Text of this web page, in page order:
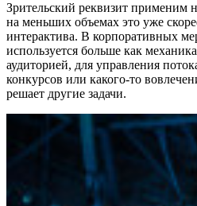
Зрительский реквизит применим
на меньших объемах это уже
интерактива. В корпоративных
используется больше как
аудиторией, для управления
конкурсов или какого-то
решает другие задачи.